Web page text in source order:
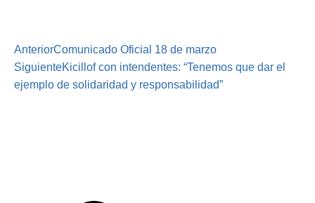
AnteriorComunicado Oficial 18 de marzo
SiguienteKicillof con intendentes: “Tenemos que dar el
ejemplo de solidaridad y responsabilidad”